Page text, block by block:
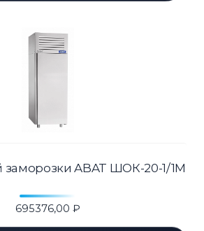
ABAT ШОК-20-1/1М
695376,00 ₽